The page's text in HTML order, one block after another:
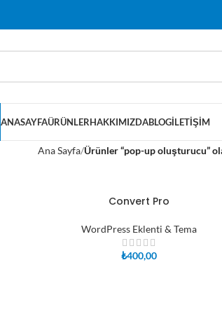
ANASAYFAÜRÜNLERHAKKIMIZDABLOGİLETIŞIM
Ana Sayfa Ürünler “pop-up oluşturucu”
Convert Pro
WordPress Eklenti & Tema
₺400,00